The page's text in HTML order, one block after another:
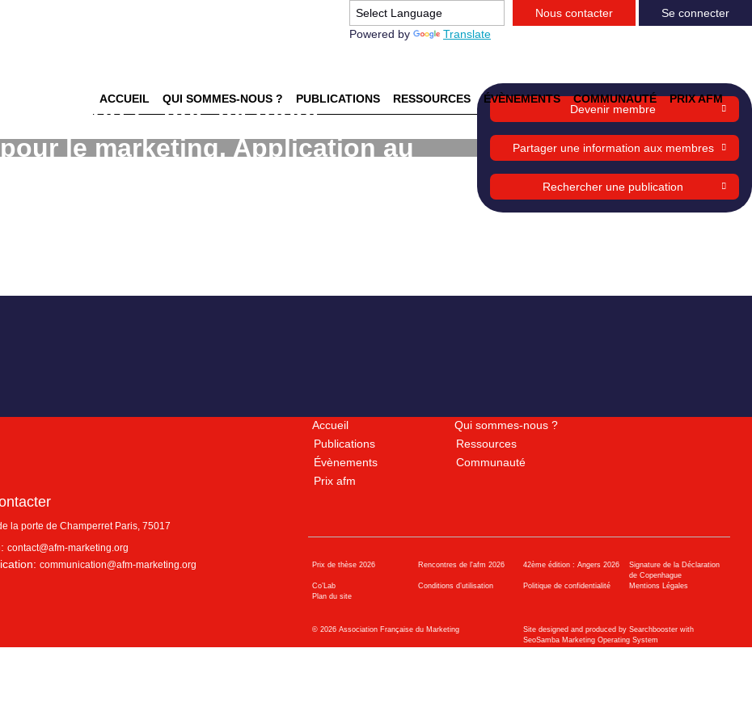
Powered by Translate
Nous contacter Se connecter
ACCUEIL QUI SOMMES-NOUS ? PUBLICATIONS RESSOURCES ÉVÈNEMENTS COMMUNAUTÉ PRIX AFM
scénarios : une méthode
le marketing. Application au
Devenir membre
Partager une information aux membres
Rechercher une publication
la porte de Champerret Paris, 75017
contact@afm-marketing.org
communication@afm-marketing.org
Accueil
Qui sommes-nous ?
Publications
Ressources
Évènements
Communauté
Prix afm
Prix de thèse 2026 Rencontres de l'afm 2026 42ème édition : Angers 2026
Signature de la Déclaration
de Copenhague
Co’Lab
Conditions d’utilisation Politique de confidentialité
Mentions Légales
Plan du site
© 2026Association Française du Marketing
Site designed and produced by Searchbooster with
SeoSamba Marketing Operating System